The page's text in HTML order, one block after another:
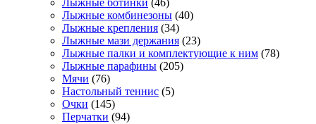
Лыжные ботинки (46)
Лыжные комбинезоны (40)
Лыжные крепления (34)
Лыжные мази держания (23)
Лыжные палки и комплектующие к ним (78)
Лыжные парафины (205)
Мячи (76)
Настольный теннис (5)
Очки (145)
Перчатки (94)